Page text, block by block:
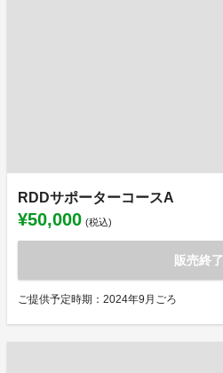
RDDサポーターコースA
¥50,000 (税込)
販売終了
ご提供予定時期：2024年9月ごろ